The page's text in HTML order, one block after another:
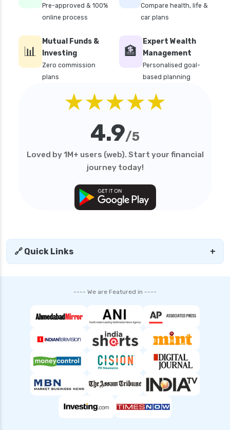
personal loan in karnataka
personal loan in lucknow
personal loan in madurai
personal loan in maharashtra
personal loan in mumbai
personal loan in tamilnadu
personal loan in telangana
personal loan in trichy
personal loan interest rates
sbi personal loan interest rates
shriram finance personal loan interest rate
top 10 Personal loan apps
top10 rbi approved loan apps
Pre-approved & 100%
online process
Compare health, life &
car plans
📊
Mutual Funds &
Investing
Zero commission
plans
🏦
Expert Wealth
Management
Personalised goal-
based planning
★★★★★
4.9/5
Loved by 1M+ users (web). Start your financial
journey today!
🔗 Quick Links +
---- We are Featured in ----